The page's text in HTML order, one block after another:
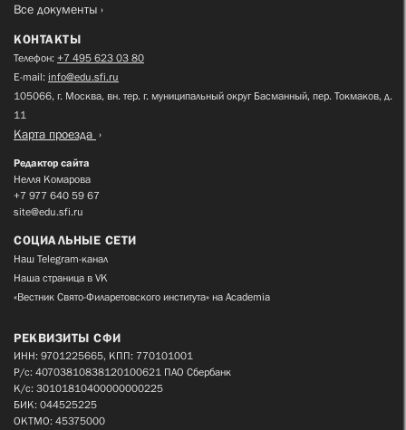
Все документы
КОНТАКТЫ
Телефон: +7 495 623 03 80
E-mail: info@edu.sfi.ru
105066, г. Москва, вн. тер. г. муниципальный округ Басманный, пер. Токмаков, д.
11
Карта проезда
Редактор сайта
Нелля Комарова
+7 977 640 59 67
site@edu.sfi.ru
СОЦИАЛЬНЫЕ СЕТИ
Наш Telegram-канал
Наша страница в VK
«Вестник Свято-Филаретовского института» на Academia
РЕКВИЗИТЫ СФИ
ИНН: 9701225665, КПП: 770101001
Р/с: 40703810838120100621 ПАО Сбербанк
К/с: 30101810400000000225
БИК: 044525225
ОКТМО: 45375000